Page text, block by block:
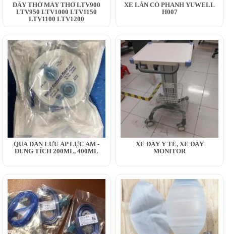
DÂY THỞ MÁY THỞ LTV900
LTV950 LTV1000 LTV1150
LTV1100 LTV1200
XE LĂN CÓ PHANH YUWELL
H007
QUẢ DẪN LƯU ÁP LỰC ÂM -
DUNG TÍCH 200ML, 400ML
XE ĐẨY Y TẾ, XE ĐẨY
MONITOR